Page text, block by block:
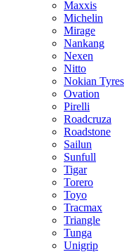
Maxxis
Michelin
Mirage
Nankang
Nexen
Nitto
Nokian Tyres
Ovation
Pirelli
Roadcruza
Roadstone
Sailun
Sunfull
Tigar
Torero
Toyo
Tracmax
Triangle
Tunga
Unigrip